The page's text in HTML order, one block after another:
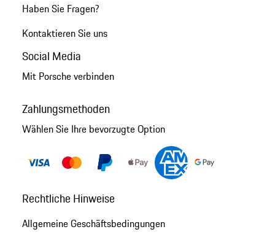
Haben Sie Fragen?
Kontaktieren Sie uns
Social Media
Mit Porsche verbinden
Zahlungsmethoden
Wählen Sie Ihre bevorzugte Option
Rechtliche Hinweise
Allgemeine Geschäftsbedingungen